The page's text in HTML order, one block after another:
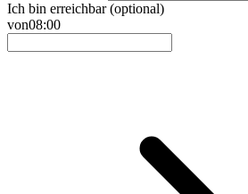
Ich bin erreichbar (optional)
von08:00